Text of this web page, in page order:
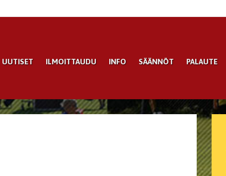
UUTISET ILMOITTAUDU INFO SÄÄNNÖT PALAUTE